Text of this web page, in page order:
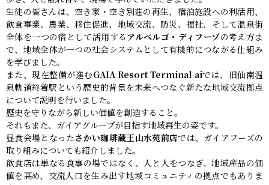
生徒の皆さんは、空き家・空き別荘の再生、宿泊施設への利活用、
飲食事業、農業、移住促進、地域交流、防災、福祉、そして温泉街
全体を一つの宿として活用する アルベルゴ・ディフーゾの考え方ま
で、地域全体が一つの社会システムとして有機的につながる仕組み
を学びました。
また、現在整備が進むGAIA Resort Terminal aiでは、旧仙南温
泉軌道終着駅という歴史的背景を未来へつなぐ新たな地域交流拠点
について説明を行いました。
歴史を守りながら新しい価値を創造すること。
それもまた、ガイアグループが目指す地域再生の姿です。
昼食会場となったさかい珈琲蔵王山水苑前店では、ガイアフーズの
取り組みについても紹介しました。
飲食店は単なる食事の場ではなく、人と人をつなぎ、地域産品の価
値を高め、交流人口を生み出す地域コミュニティの拠点でもありま